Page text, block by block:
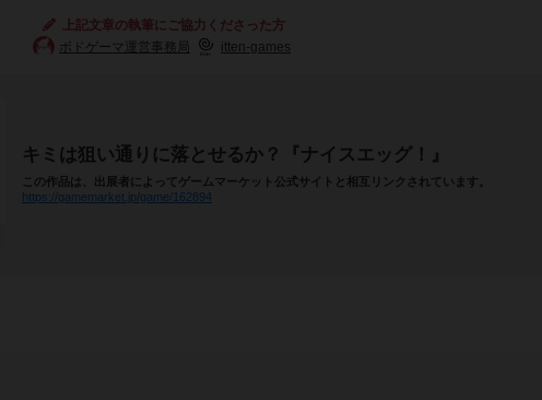
上記文章の執筆にご協力くださった方
ボドゲーマ運営事務局
itten-games
キミは狙い通りに落とせるか？『ナイスエッグ！』
この作品は、出展者によってゲームマーケット公式サイトと相互リンクされています。
https://gamemarket.jp/game/162894